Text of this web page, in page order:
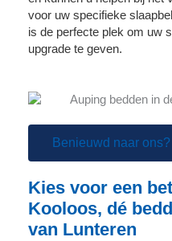
voor uw specifieke
is de perfecte plek om uw
upgrade te geven.
Benieuwd naar
Kies voor een
Kooloos, dé
van Lunteren